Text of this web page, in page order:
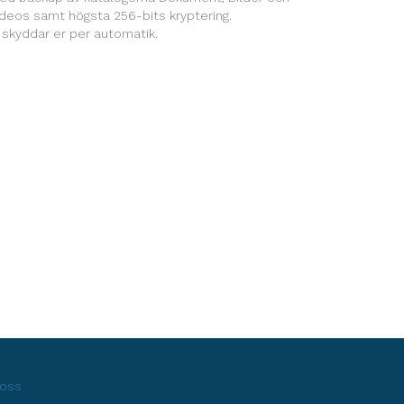
samt högsta 256-bits kryptering.
skyddar er per automatik.